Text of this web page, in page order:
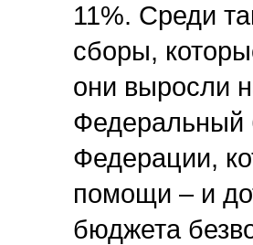
11%. Среди
сборы,
они выросли
Федеральный
Федерации,
помощи – и
бюджета